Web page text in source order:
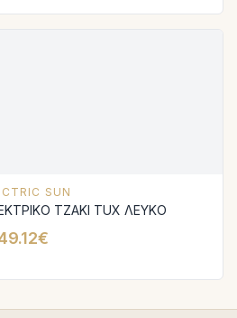
SUN
ΗΛΕΚΤΡΙΚΟ ΤΖΑΚΙ TUX ΛΕΥΚΟ